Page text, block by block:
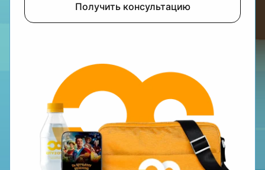
Получить консультацию